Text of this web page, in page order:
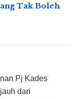
Tak Boleh
Pj Kades
dari